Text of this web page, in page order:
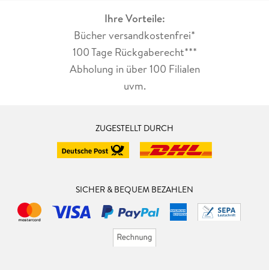
Ihre Vorteile:
Bücher versandkostenfrei*
100 Tage Rückgaberecht***
Abholung in über 100 Filialen
uvm.
ZUGESTELLT DURCH
SICHER & BEQUEM BEZAHLEN